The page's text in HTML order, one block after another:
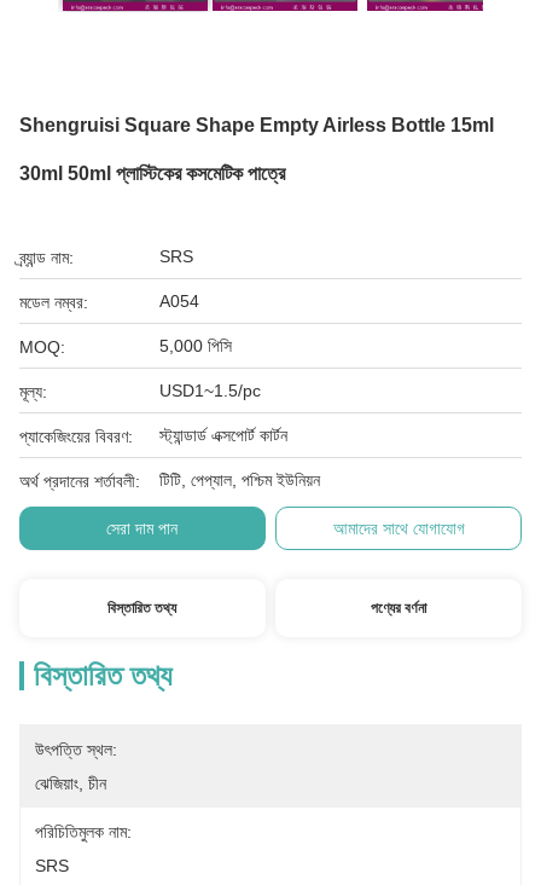
Shengruisi Square Shape Empty Airless Bottle 15ml
30ml 50ml প্লাস্টিকের কসমেটিক পাত্রে
ব্র্যান্ড নাম: SRS
মডেল নম্বর: A054
MOQ: 5,000 পিসি
মূল্য: USD1~1.5/pc
প্যাকেজিংয়ের বিবরণ: স্ট্যান্ডার্ড এক্সপোর্ট কার্টন
অর্থ প্রদানের শর্তাবলী: টিটি, পেপ্যাল, পশ্চিম ইউনিয়ন
সেরা দাম পান আমাদের সাথে যোগাযোগ
বিস্তারিত তথ্য পণ্যের বর্ণনা
বিস্তারিত তথ্য
উৎপত্তি স্থল:
ঝেজিয়াং, চীন
পরিচিতিমুলক নাম:
SRS